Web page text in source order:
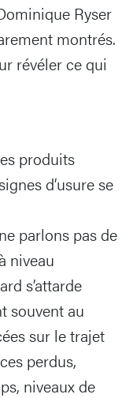
Ryser
montrés.
révéler ce qui
produits
d’usure se
parlons pas de
niveau
s’attarde
souvent au
sur le trajet
perdus,
niveaux de